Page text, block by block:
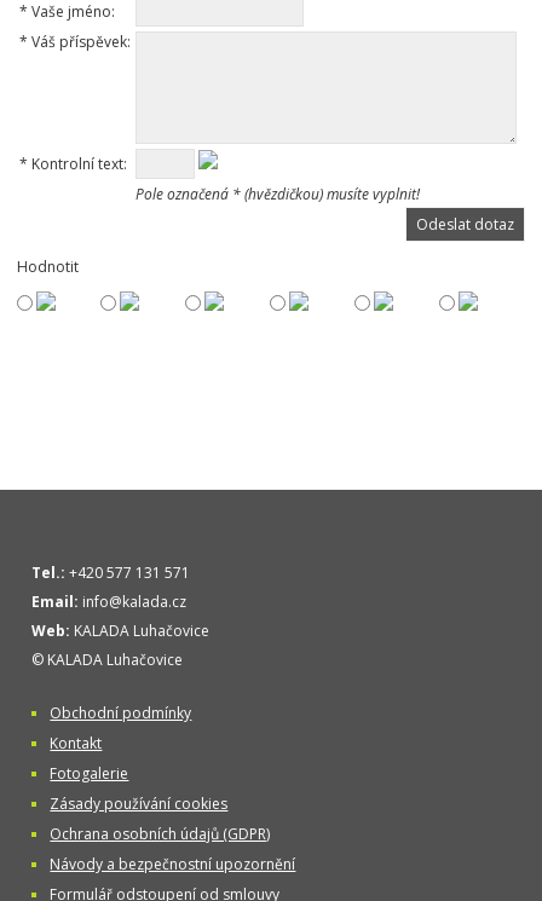
* Vaše jméno:
* Váš příspěvek:
* Kontrolní text:
Pole označená * (hvězdičkou) musíte vyplnit!
Hodnotit
Tel.: +420 577 131 571
Email: info@kalada.cz
Web: KALADA Luhačovice
© KALADA Luhačovice
Obchodní podmínky
Kontakt
Fotogalerie
Zásady používání cookies
Ochrana osobních údajů (GDPR)
Návody a bezpečnostní upozornění
Formulář odstoupení od smlouvy